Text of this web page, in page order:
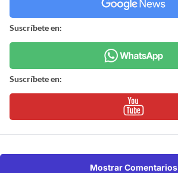
Suscríbete en:
Suscríbete en:
Mostrar Comentarios